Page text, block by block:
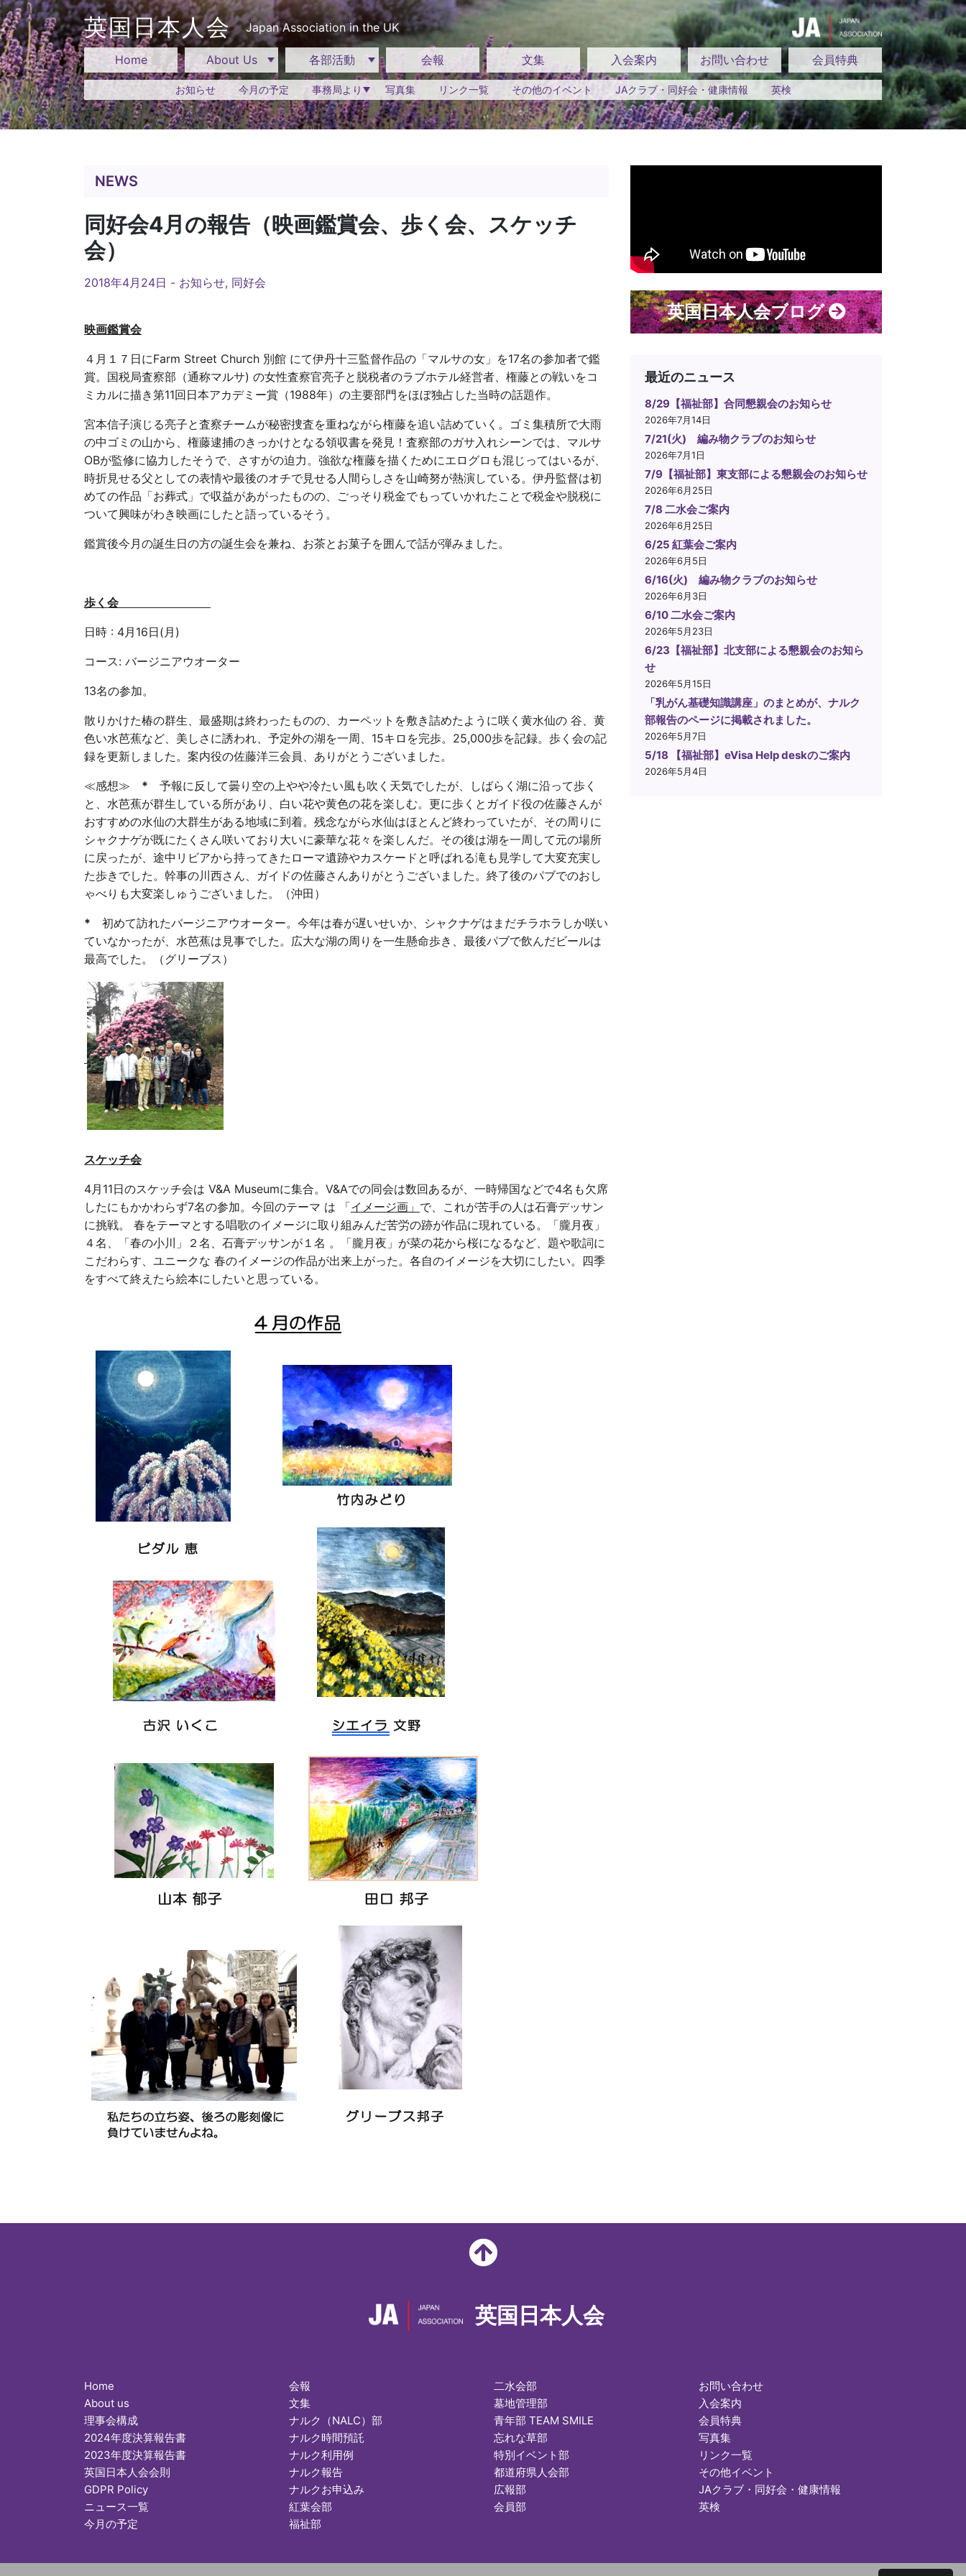
Skip
to
content
英国日本人会 Japan Association in the UK
Home About Us 各部活動 会報 文集 入会案内 お問い合わせ 会員特典
お知らせ 今月の予定 事務局より 写真集 リンク一覧 その他のイベント JAクラブ・同好会・健康情報 英検
NEWS
同好会4月の報告（映画鑑賞会、歩く会、スケッチ
会）
2018年4月24日 - お知らせ, 同好会
映画鑑賞会
４月１７日にFarm Street Church 別館 にて伊丹十三監督作品の「マルサの女」を17名の参加者で鑑
賞。国税局査察部（通称マルサ) の女性査察官亮子と脱税者のラブホテル経営者、権藤との戦いをコ
ミカルに描き第11回日本アカデミー賞（1988年）の主要部門をほぼ独占した当時の話題作。
宮本信子演じる亮子と査察チームが秘密捜査を重ねながら権藤を追い詰めていく。ゴミ集積所で大雨
の中ゴミの山から、権藤逮捕のきっかけとなる領収書を発見！査察部のガサ入れシーンでは、マルサ
OBが監修に協力したそうで、さすがの迫力。強欲な権藤を描くためにエログロも混じってはいるが、
時折見せる父としての表情や最後のオチで見せる人間らしさを山崎努が熱演している。伊丹監督は初
めての作品「お葬式」で収益があがったものの、ごっそり税金でもっていかれたことで税金や脱税に
ついて興味がわき映画にしたと語っているそう。
鑑賞後今月の誕生日の方の誕生会を兼ね、お茶とお菓子を囲んで話が弾みました。
歩く会
日時 : 4月16日(月)
コース: バージニアウオーター
13名の参加。
散りかけた椿の群生、最盛期は終わったものの、カーペットを敷き詰めたように咲く黄水仙の 谷、黄
色い水芭蕉など、美しさに誘われ、予定外の湖を一周、15キロを完歩。25,000歩を記録。歩く会の記
録を更新しました。案内役の佐藤洋三会員、ありがとうございました。
≪感想≫ * 予報に反して曇り空の上やや冷たい風も吹く天気でしたが、しばらく湖に沿って歩く
と、水芭蕉が群生している所があり、白い花や黄色の花を楽しむ。更に歩くとガイド役の佐藤さんが
おすすめの水仙の大群生がある地域に到着。残念ながら水仙はほとんど終わっていたが、その周りに
シャクナゲが既にたくさん咲いており大いに豪華な花々を楽しんだ。その後は湖を一周して元の場所
に戻ったが、途中リビアから持ってきたローマ遺跡やカスケードと呼ばれる滝も見学して大変充実し
た歩きでした。幹事の川西さん、ガイドの佐藤さんありがとうございました。終了後のパブでのおし
ゃべりも大変楽しゅうございました。（沖田）
* 初めて訪れたバージニアウオーター。今年は春が遅いせいか、シャクナゲはまだチラホラしか咲い
ていなかったが、水芭蕉は見事でした。広大な湖の周りを一生懸命歩き、最後パブで飲んだビールは
最高でした。（グリーブス）
スケッチ会
4月11日のスケッチ会は V&A Museumに集合。V&Aでの同会は数回あるが、一時帰国などで4名も欠席
したにもかかわらず7名の参加。今回のテーマ は 「イメージ画」 で、これが苦手の人は石膏デッサン
に挑戦。 春をテーマとする唱歌のイメージに取り組みんだ苦労の跡が作品に現れている。「朧月夜」
４名、「春の小川」２名、石膏デッサンが１名 。「朧月夜」が菜の花から桜になるなど、題や歌詞に
こだわらす、ユニークな 春のイメージの作品が出来上がった。各自のイメージを大切にしたい。四季
をすべて終えたら絵本にしたいと思っている。
英国日本人会ブログ
最近のニュース
8/29【福祉部】合同懇親会のお知らせ
2026年7月14日
7/21(火) 編み物クラブのお知らせ
2026年7月1日
7/9【福祉部】東支部による懇親会のお知らせ
2026年6月25日
7/8 二水会ご案内
2026年6月25日
6/25 紅葉会ご案内
2026年6月5日
6/16(火) 編み物クラブのお知らせ
2026年6月3日
6/10 二水会ご案内
2026年5月23日
6/23【福祉部】北支部による懇親会のお知ら
せ
2026年5月15日
「乳がん基礎知識講座」のまとめが、ナルク
部報告のページに掲載されました。
2026年5月7日
5/18 【福祉部】eVisa Help deskのご案内
2026年5月4日
英国日本人会
Home
About us
理事会構成
2024年度決算報告書
2023年度決算報告書
英国日本人会会則
GDPR Policy
ニュース一覧
今月の予定
会報
文集
ナルク（NALC）部
ナルク時間預託
ナルク利用例
ナルク報告
ナルクお申込み
紅葉会部
福祉部
二水会部
墓地管理部
青年部 TEAM SMILE
忘れな草部
特別イベント部
都道府県人会部
広報部
会員部
お問い合わせ
入会案内
会員特典
写真集
リンク一覧
その他イベント
JAクラブ・同好会・健康情報
英検